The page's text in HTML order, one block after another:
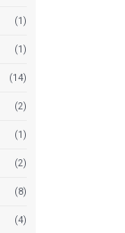
(1)
(1)
(14)
(2)
(1)
(2)
(8)
(4)